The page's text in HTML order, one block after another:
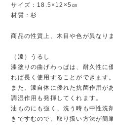
サイズ：18.5×12×5㎝
材質：杉
商品の性質上、木目や色が異なり
（漆）うるし
漆塗りの曲げわっぱは、耐久性に
れば長く使用することができます。
また、漆自体に優れた抗菌作用が
調湿作用も発揮してくれます。
油ものにも強く、洗う時も中性洗
きですむので、取り扱い方法が簡